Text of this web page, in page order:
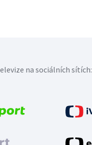
na sociálních sítích: